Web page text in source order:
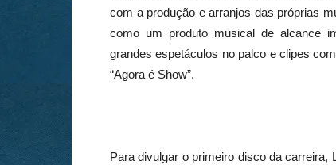
com a produção e arranjos das próprias
como um produto musical de alcance
grandes espetáculos no palco e clipes
“Agora é Show”.
Para divulgar o primeiro disco da carreira,